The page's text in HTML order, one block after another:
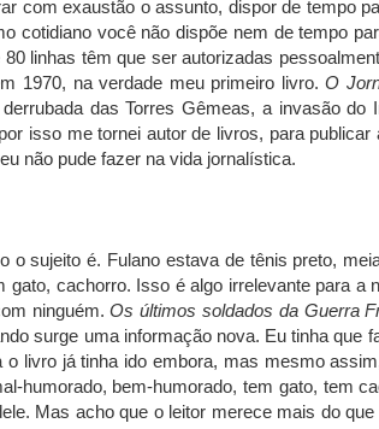
com exaustão o assunto, dispor de tempo
cotidiano você não dispõe nem de tempo
linhas têm que ser autorizadas
1970, na verdade meu primeiro livro.O
das Torres Gêmeas, a invasão do
isso me tornei autor de livros, para publicar
não pude fazer na vida jornalística.
sujeito é. Fulano estava de tênis preto,
cachorro. Isso é algo irrelevante para a
ninguém.Os últimos soldados da Guerra
surge uma informação nova. Eu tinha que
livro já tinha ido embora, mas mesmo
humorado, bem-humorado, tem gato, tem
Mas acho que o leitor merece mais do